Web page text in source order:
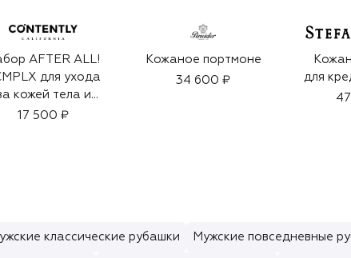
AFTER ALL!
для ухода
кожей тела и
волосами
17 500 ₽
Кожаное портмоне
34 600 ₽
для
классические рубашки Мужские повседневные